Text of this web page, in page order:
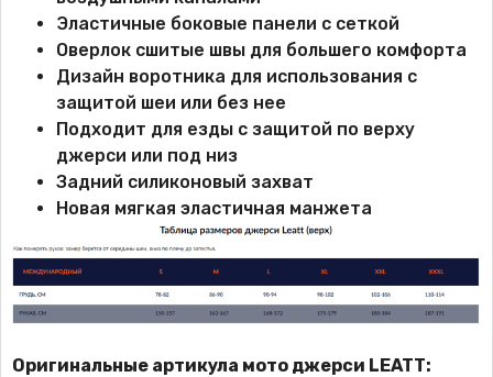
Эластичные боковые панели с сеткой
Оверлок сшитые швы для большего комфорта
Дизайн воротника для использования с
защитой шеи или без нее
Подходит для езды с защитой по верху
джерси или под низ
Задний силиконовый захват
Новая мягкая эластичная манжета
Оригинальные артикула мото джерси LEATT: